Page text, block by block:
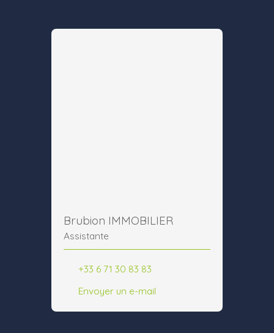
Brubion IMMOBILIER
Assistante
+33 6 71 30 83 83
Envoyer un e-mail